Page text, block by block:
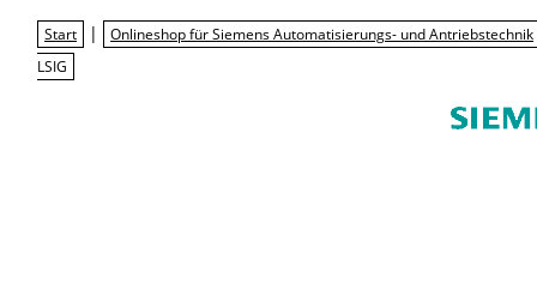
Start | Onlineshop für Siemens Automatisierungs- und Antriebstechnik
LSIG